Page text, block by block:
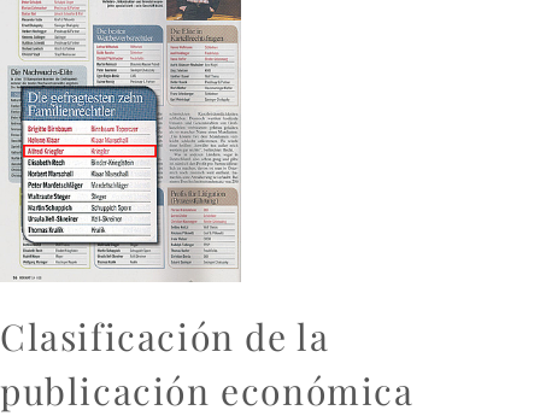
Clasificación de la
publicación económica